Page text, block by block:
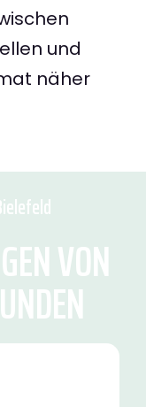
und
näher
VON